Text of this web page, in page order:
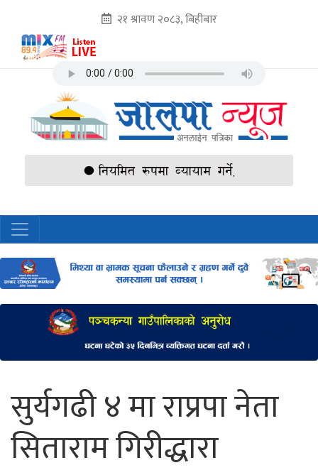
२१ श्रावण २०८३, बिहीबार
सुर्यगढी ४ मा राप्रपा नेता
सिताराम गिरीद्धारा